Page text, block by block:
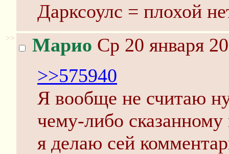
Дарксоулс = плохой
>> Марио Ср 20 января
>>575940
Я вообще не считаю
чему-либо
я делаю сей